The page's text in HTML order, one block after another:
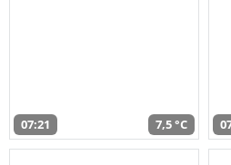
07:21 7,5 °C